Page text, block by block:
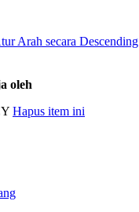
Arah secara Descending
oleh
Hapus item ini